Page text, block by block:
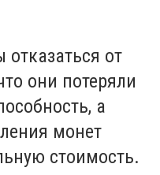
от
они потеряли
а
монет
стоимость.